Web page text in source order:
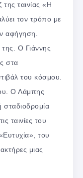
ταινίας «Η
τον τρόπο με
αφήγηση.
Ο Γιάννης
στα
του κόσμου.
Ο Λάμπης
σταδιοδρομία
ταινίες του
του
μιας